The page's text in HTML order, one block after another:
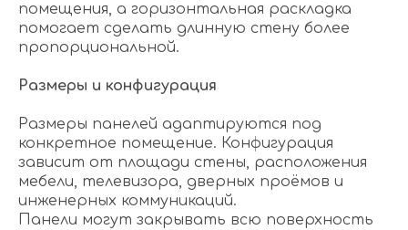
помещения, а горизонтальная раскладка
помогает сделать длинную стену более
пропорциональной.
Размеры и конфигурация
Размеры панелей адаптируются под
конкретное помещение. Конфигурация
зависит от площади стены, расположения
мебели, телевизора, дверных проёмов и
инженерных коммуникаций.
Панели могут закрывать всю поверхность